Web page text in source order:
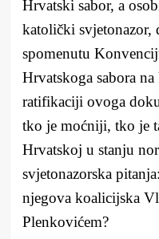
Hrvatski sabor, a
katolički svjetonazor,
spomenutu
Hrvatskoga sabora
ratifikaciji ovoga
tko je moćniji, tko je
Hrvatskoj u stanju
svjetonazorska
njegova koalicijska
Plenkovićem?